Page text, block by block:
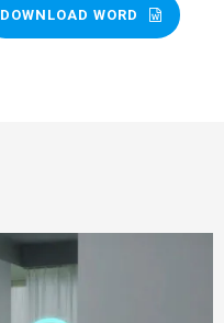
DOWNLOAD WORD